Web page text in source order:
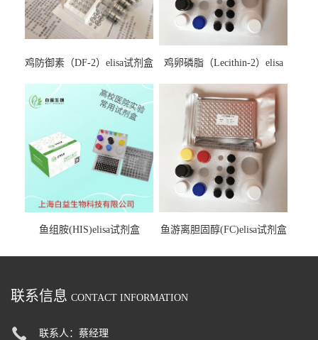
鸡防御素（DF-2）elisa试剂盒
鸡卵磷脂（Lecithin-2）elisa
鱼组胺(HIS)elisa试剂盒 鱼游离胆固醇(FC)elisa试剂盒
联系信息 CONTACT INFORMATION
联系人：蔡经理